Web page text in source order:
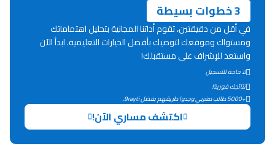
Lycée Maroc
Collège au Maroc
3 خطوات بسيطة
في أقل من دقيقتين، تقوم أداتنا المجانية بتحليل اهتماماتك
ومستواك وموقعك لتوصيك بأفضل الخيارات التعليمية. ابدأ الآن
واستعد للإشراف على مستقبلك!
لا حاجة للتسجيل
نتائجك فورية!
+5000 طالب مغربي وجدوا طريقهم بفضل 9rayti.
اكتشف مساري الآن!